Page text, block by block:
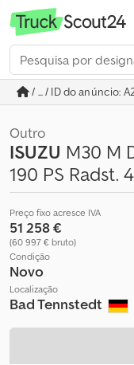
/ ... / ID do anúncio:
Outro
ISUZU M30 M
190 PS Radst.
Preço fixo acresce IVA
51 258 €
(60 997 € bruto)
Condição
Novo
Localização
Bad Tennstedt